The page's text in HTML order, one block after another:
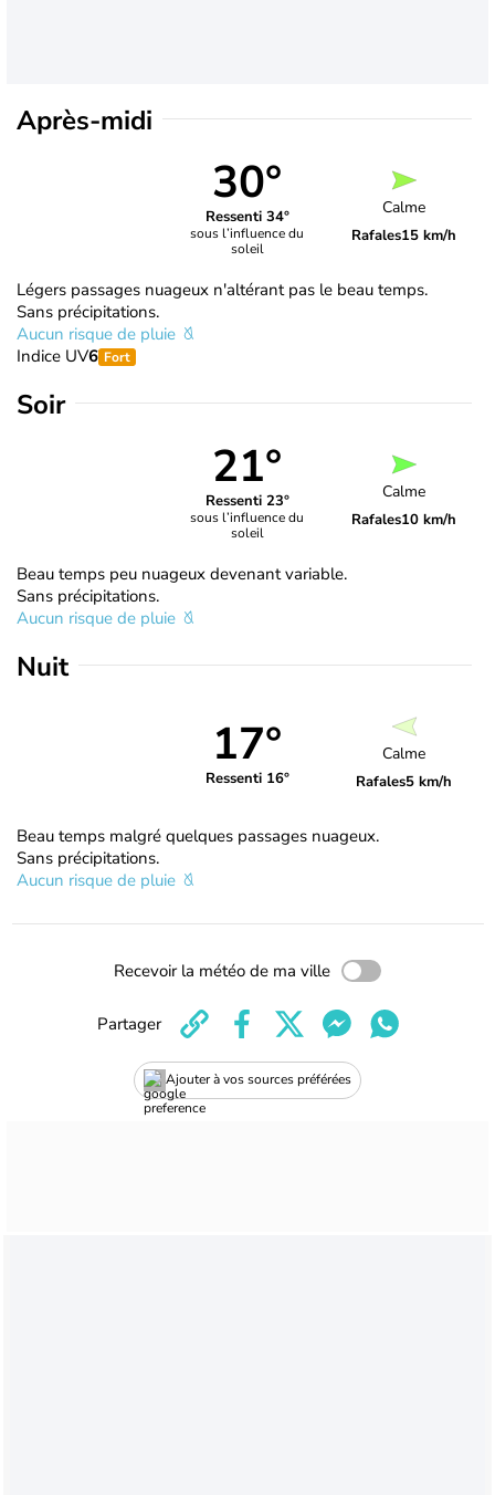
Après-midi
30°
Ressenti 34°
sous l’influence du
soleil
Calme
Rafales15 km/h
Légers passages nuageux n'altérant pas le beau temps.
Sans précipitations.
Aucun risque de pluie
Indice UV6 Fort
Soir
21°
Ressenti 23°
sous l’influence du
soleil
Calme
Rafales10 km/h
Beau temps peu nuageux devenant variable.
Sans précipitations.
Aucun risque de pluie
Nuit
17°
Ressenti 16°
Calme
Rafales5 km/h
Beau temps malgré quelques passages nuageux.
Sans précipitations.
Aucun risque de pluie
Recevoir la météo de ma ville
Ajouter à vos sources préférées
Partager